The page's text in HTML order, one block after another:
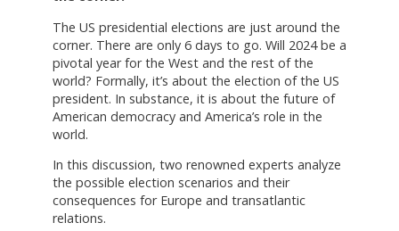
The US presidential elections are just around the
corner. There are only 6 days to go. Will 2024 be a
pivotal year for the West and the rest of the
world? Formally, it’s about the election of the US
president. In substance, it is about the future of
American democracy and America’s role in the
world.
In this discussion, two renowned experts analyze
the possible election scenarios and their
consequences for Europe and transatlantic
relations.